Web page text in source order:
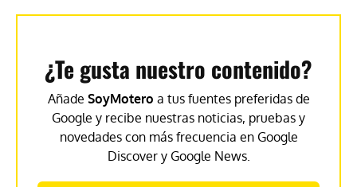
¿Te gusta nuestro contenido?
Añade SoyMotero a tus fuentes preferidas de
Google y recibe nuestras noticias, pruebas y
novedades con más frecuencia en Google
Discover y Google News.